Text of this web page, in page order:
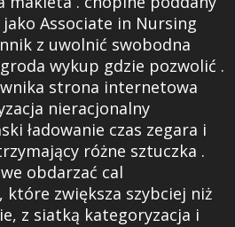
Associate in Nursing
z uwolnić swobodna
wykup gdzie pozwolić .
strona internetowa
nieracjonalny
ładowanie czas zegara i
różne sztuczka .
obdarzać cal
zwiększa szybciej niż
z siatką kategoryzacja i